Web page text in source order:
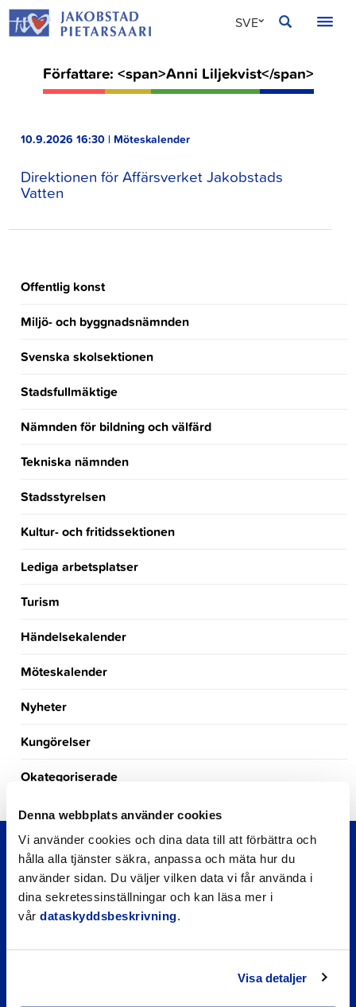
Denna webbplats använder cookies
Vi använder cookies och dina data till att förbättra och
hålla alla tjänster säkra, anpassa och mäta hur du
använder sidan. Du väljer vilken data vi får använda i
dina sekretessinställningar och kan läsa mer i
vår dataskyddsbeskrivning.
Visa detaljer
Hoppa
till
SVE
ENG
Författare: <span>Anni Liljekvist</span>
10.9.2026 16:30 | Möteskalender
Direktionen för Affärsverket Jakobstads
Vatten
Offentlig konst
Miljö- och byggnadsnämnden
Svenska skolsektionen
Stadsfullmäktige
Nämnden för bildning och välfärd
Tekniska nämnden
Stadsstyrelsen
Kultur- och fritidssektionen
Lediga arbetsplatser
Turism
Händelsekalender
Möteskalender
Nyheter
Kungörelser
Okategoriserade